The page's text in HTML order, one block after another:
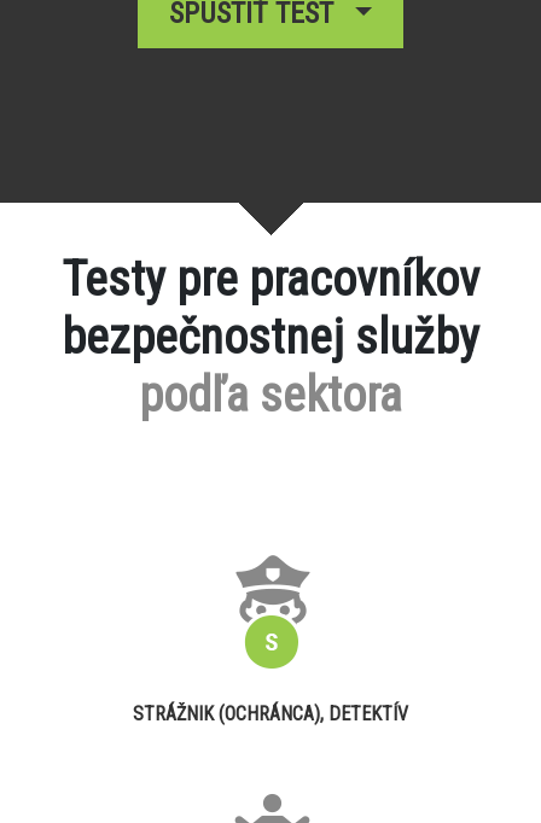
SPUSTIŤ TEST
Testy pre pracovníkov
bezpečnostnej služby
podľa sektora
STRÁŽNIK (OCHRÁNCA), DETEKTÍV